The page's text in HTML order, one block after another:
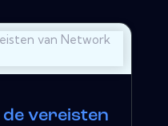
de vereisten